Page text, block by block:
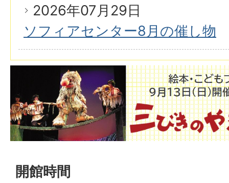
2026年07月29日
ソフィアセンター8月の催し物
開館時間